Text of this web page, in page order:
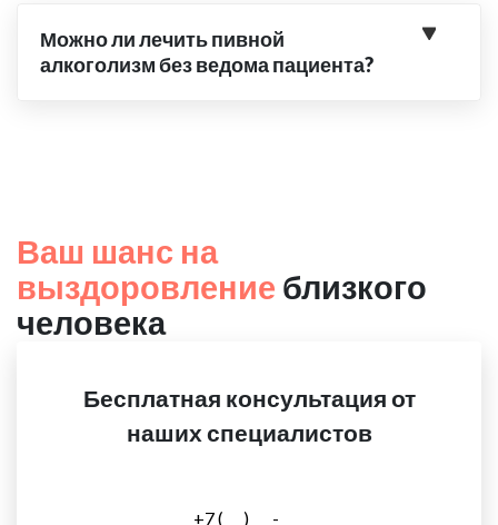
Можно ли лечить пивной
алкоголизм без ведома пациента?
Ваш шанс на
выздоровление близкого
человека
Бесплатная консультация от
наших специалистов